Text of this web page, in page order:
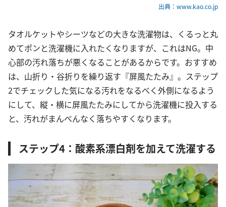
出典：www.kao.co.jp
タオルケットやシーツなどの大きな洗濯物は、くるっと丸
めてポンと洗濯機に入れたくなりますが、これはNG。中
心部の汚れ落ちが悪くなることがあるからです。おすすめ
は、山折り・谷折りを繰り返す『屏風たたみ』。ステップ
2でチェックした気になる汚れをなるべく外側になるよう
にして、縦・横に屏風たたみにしてから洗濯機に投入する
と、汚れがまんべんなく落ちやすくなります。
ステップ4：酸素系漂白剤を加えて洗濯する